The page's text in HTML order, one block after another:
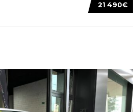
21 490€